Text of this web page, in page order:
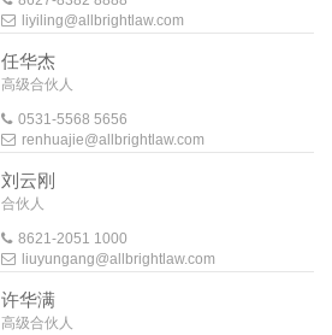
liyiling@allbrightlaw.com
任华杰
高级合伙人
0531-5568 5656
renhuajie@allbrightlaw.com
刘云刚
合伙人
8621-2051 1000
liuyungang@allbrightlaw.com
许华满
高级合伙人